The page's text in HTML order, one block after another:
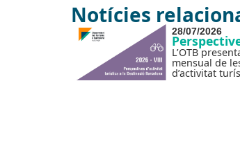
Notícies
28/07/2026
L’OTB
mensual de
d’activitat